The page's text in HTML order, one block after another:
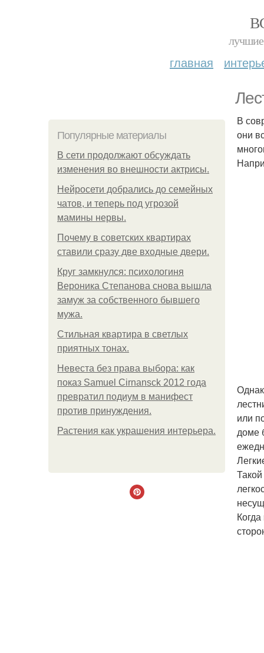
лучшие
главная
Популярные материалы
В сети продолжают обсуждать
изменения во внешности актрисы.
Нейросети добрались до семейных
чатов, и теперь под угрозой
мамины нервы.
Почему в советских квартирах
ставили сразу две входные двери.
Круг замкнулся: психологиня
Вероника Степанова снова вышла
замуж за собственного бывшего
мужа.
Стильная квартира в светлых
приятных тонах.
Невеста без права выбора: как
показ Samuel Cirnansck 2012 года
превратил подиум в манифест
против принуждения.
Растения как украшения интерьера.
В
они
или
доме